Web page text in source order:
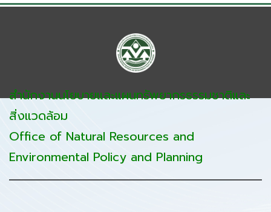
สำนักงานนโยบายและแผนทรัพยากรธรรมชาติและ
สิ่งแวดล้อม
Office of Natural Resources and
Environmental Policy and Planning